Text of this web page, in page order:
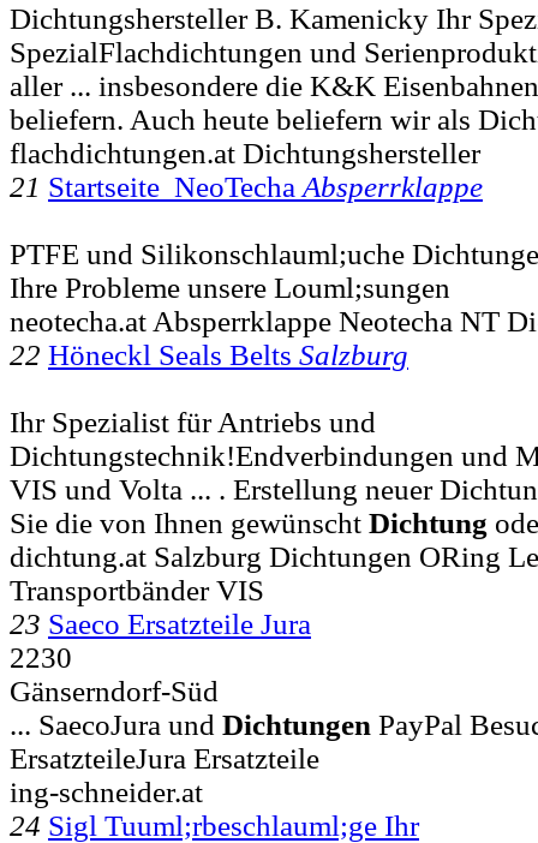
Dichtungshersteller B. Kamenicky Ihr
SpezialFlachdichtungen und
aller ... insbesondere die K&K
beliefern. Auch heute beliefern wir als
flachdichtungen.at Dichtungshersteller
21 Startseite NeoTecha Absperrklappe
PTFE und Silikonschlauml;uche
Ihre Probleme unsere Louml;sungen
neotecha.at Absperrklappe Neotecha NT
22 Höneckl Seals Belts Salzburg
Ihr Spezialist für Antriebs und
Dichtungstechnik!Endverbindungen und
VIS und Volta ... . Erstellung neuer
Sie die von Ihnen gewünscht Dichtung
dichtung.at Salzburg Dichtungen ORing
Transportbänder VIS
23 Saeco Ersatzteile Jura
2230
Gänserndorf-Süd
... SaecoJura und Dichtungen PayPal
ErsatzteileJura Ersatzteile
ing-schneider.at
24 Sigl Tuuml;rbeschlauml;ge Ihr